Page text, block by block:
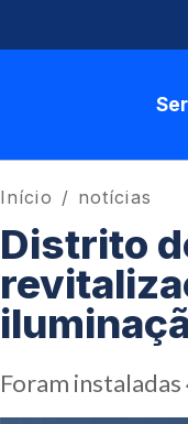
Início notícias
Distrito
Foram